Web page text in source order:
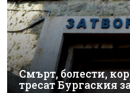
Смърт, болести,
тресат Бургаския